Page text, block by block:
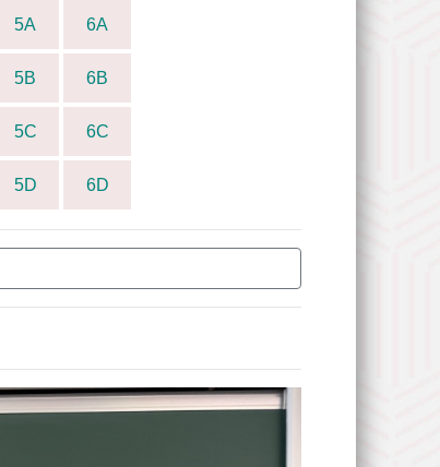
5A 6A
5B 6B
5C 6C
5D 6D